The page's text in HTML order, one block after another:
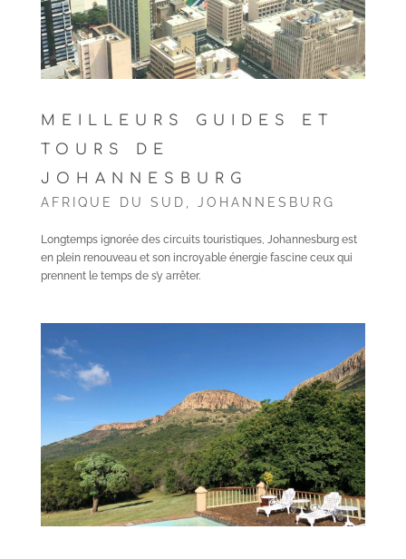
MEILLEURS GUIDES ET
TOURS DE
JOHANNESBURG
AFRIQUE DU SUD JOHANNESBURG
Longtemps ignorée des circuits touristiques, Johannesburg est
en plein renouveau et son incroyable énergie fascine ceux qui
prennent le temps de s’y arrêter.